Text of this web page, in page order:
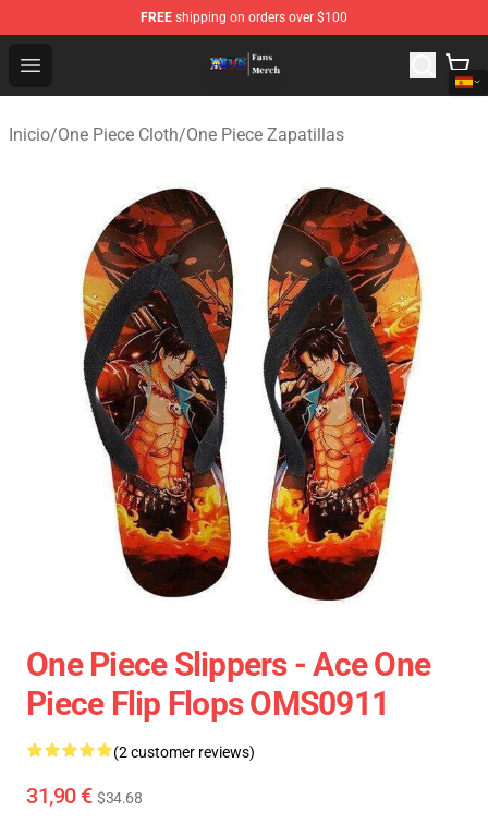
FREE shipping on orders over $100
Open menu
One Piece Store - Official One Piece Merchandise Shop
Inicio/One Piece Cloth/One Piece Zapatillas
One Piece Slippers - Ace One
Piece Flip Flops OMS0911
(2 customer reviews)
31,90 € $34.68